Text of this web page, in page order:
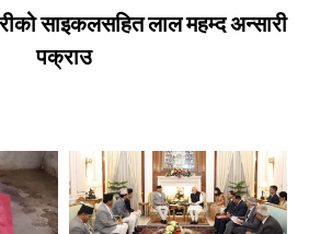
साइकलसहित लाल महम्द अन्सारी
पक्राउ